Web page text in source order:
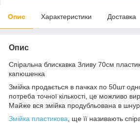
Опис Характеристики Доставка
Опис
Спіральна блискавка Зливу 70см
капюшенка
Змійка продається в пачках по 50шт
потреба точної кількості, це можливо
Майже вся змійка продубльована в
Змійка пластикова , ще її називають